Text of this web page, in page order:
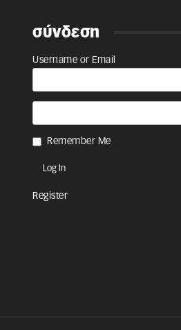
σύνδεση
Username or Email
Remember Me
Register